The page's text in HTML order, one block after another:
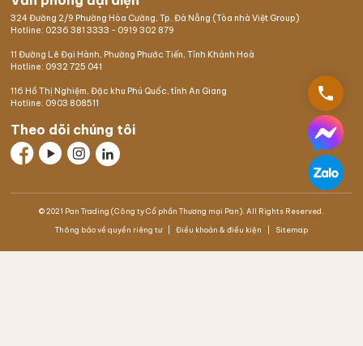
324 Đường 2/9 Phường Hòa Cường, Tp. Đà Nẵng (Tòa nhà Việt Group)
Hotline: 0236 381 3333 - 0919 302 879
11 Đường Lê Đại Hành, Phường Phước Tiến, Tỉnh Khánh Hoà
Hotline: 0932 725 041
116 Hồ Thị Nghiệm, Đặc khu Phú Quốc, tỉnh An Giang
Hotline: 0903 808511
Theo dõi chúng tôi
© 2021 Pan Trading (Công ty Cổ phần Thương mại Pan). All Rights Reserved.
Thông báo về quyền riêng tư Điều khoản & điều kiện Sitemap
phone